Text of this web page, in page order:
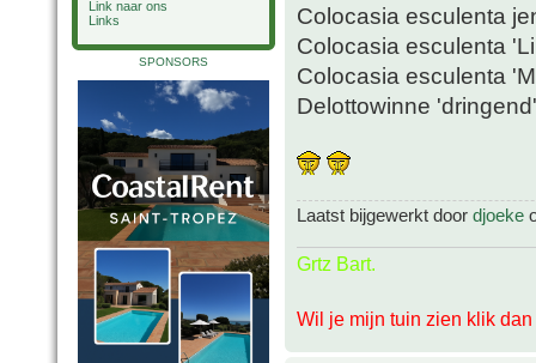
Link naar ons
Links
SPONSORS
Colocasia esculenta
Colocasia esculenta
Colocasia esculenta
Delottowinne
Laatst bijgewerkt door djoeke
Grtz Bart.
Wil je mijn tuin zien klik dan